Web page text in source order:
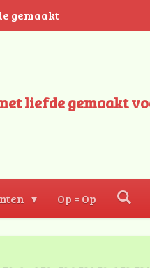
gemaakt
liefde gemaakt
Op = Op